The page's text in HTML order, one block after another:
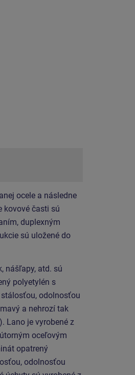
ocele a následne
kovové časti sú
duplexným
sú uložené do
nášľapy, atd. sú
polyetylén s
odolnosťou
a nehrozí tak
Lano je vyrobené z
oceľovým
opatrený
odolnosťou